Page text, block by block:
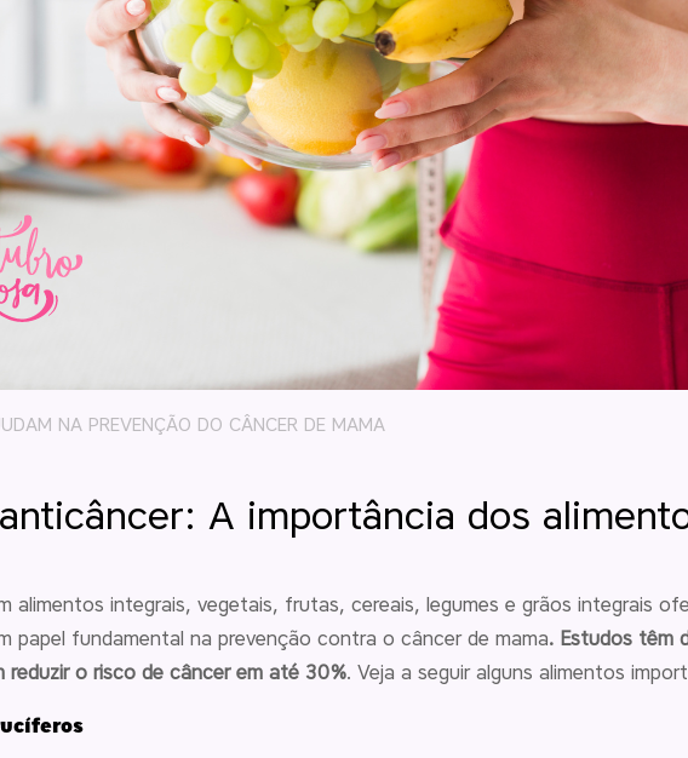
NA PREVENÇÃO DO CÂNCER DE MAMA
A importância dos
alimentos integrais, vegetais, frutas, cereais, legumes e grãos integrais
papel fundamental na prevenção contra o câncer de mama. Estudos têm
reduzir o risco de câncer em até 30%. Veja a seguir alguns alimentos